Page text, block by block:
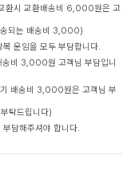
환시 교환배송비 6,000원은 고
되는 배송비 3,000)
운임을 모두 부담합니다.
송비 3,000원 고객님 부담입니
기 배송비 3,000원은 고객님 부
탁드립니다)
담해주셔야 합니다.